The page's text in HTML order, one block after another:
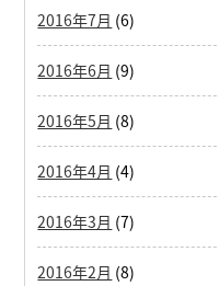
2016年7月 (6)
2016年6月 (9)
2016年5月 (8)
2016年4月 (4)
2016年3月 (7)
2016年2月 (8)